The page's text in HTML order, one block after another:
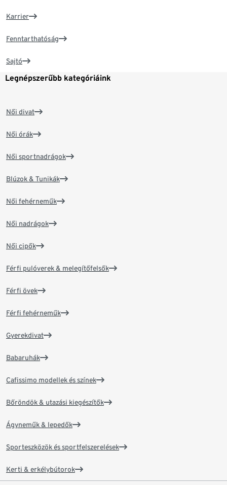
Karrier
Fenntarthatóság
Sajtó
Legnépszerűbb kategóriáink
Női divat
Női órák
Női sportnadrágok
Blúzok & Tunikák
Női fehérneműk
Női nadrágok
Női cipők
Férfi pulóverek & melegítőfelsők
Férfi övek
Férfi fehérneműk
Gyerekdivat
Babaruhák
Cafissimo modellek és színek
Bőröndök & utazási kiegészítők
Ágyneműk & lepedők
Sporteszközök és sportfelszerelések
Kerti & erkélybútorok